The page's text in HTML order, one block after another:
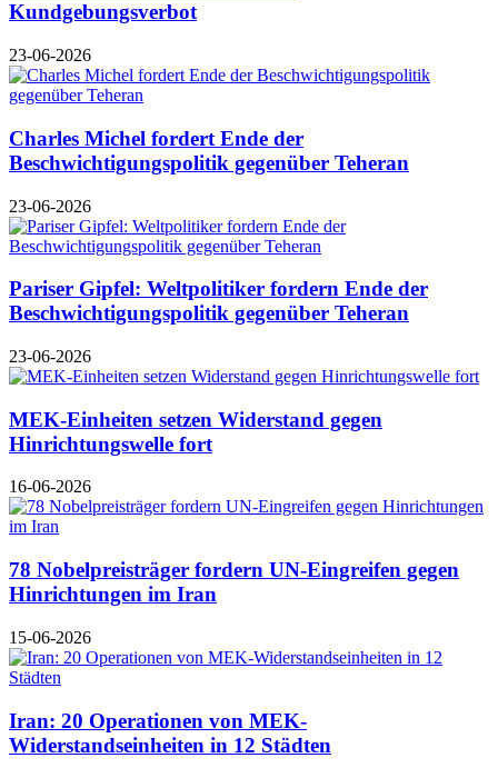
Kundgebungsverbot
23-06-2026
Charles Michel fordert Ende der
Beschwichtigungspolitik gegenüber Teheran
23-06-2026
Pariser Gipfel: Weltpolitiker fordern Ende der
Beschwichtigungspolitik gegenüber Teheran
23-06-2026
MEK-Einheiten setzen Widerstand gegen
Hinrichtungswelle fort
16-06-2026
78 Nobelpreisträger fordern UN-Eingreifen gegen
Hinrichtungen im Iran
15-06-2026
Iran: 20 Operationen von MEK-
Widerstandseinheiten in 12 Städten